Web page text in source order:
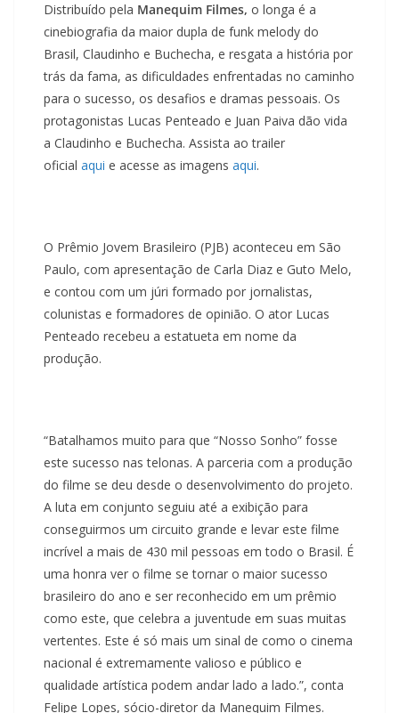
Distribuído pela Manequim Filmes, o longa é a
cinebiografia da maior dupla de funk melody do
Brasil, Claudinho e Buchecha, e resgata a história por
trás da fama, as dificuldades enfrentadas no caminho
para o sucesso, os desafios e dramas pessoais. Os
protagonistas Lucas Penteado e Juan Paiva dão vida
a Claudinho e Buchecha. Assista ao trailer
oficial aqui e acesse as imagens aqui.
O Prêmio Jovem Brasileiro (PJB) aconteceu em São
Paulo, com apresentação de Carla Diaz e Guto Melo,
e contou com um júri formado por jornalistas,
colunistas e formadores de opinião. O ator Lucas
Penteado recebeu a estatueta em nome da
produção.
“Batalhamos muito para que “Nosso Sonho” fosse
este sucesso nas telonas. A parceria com a produção
do filme se deu desde o desenvolvimento do projeto.
A luta em conjunto seguiu até a exibição para
conseguirmos um circuito grande e levar este filme
incrível a mais de 430 mil pessoas em todo o Brasil. É
uma honra ver o filme se tornar o maior sucesso
brasileiro do ano e ser reconhecido em um prêmio
como este, que celebra a juventude em suas muitas
vertentes. Este é só mais um sinal de como o cinema
nacional é extremamente valioso e público e
qualidade artística podem andar lado a lado.”, conta
Felipe Lopes, sócio-diretor da Manequim Filmes.